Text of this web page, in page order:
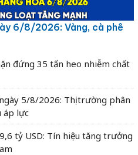
6/8/2026: Vàng, cà phê
đứng 35 tấn heo nhiễm chất
5/8/2026: Thị trường phân
áp lực
tỷ USD: Tín hiệu tăng trưởng